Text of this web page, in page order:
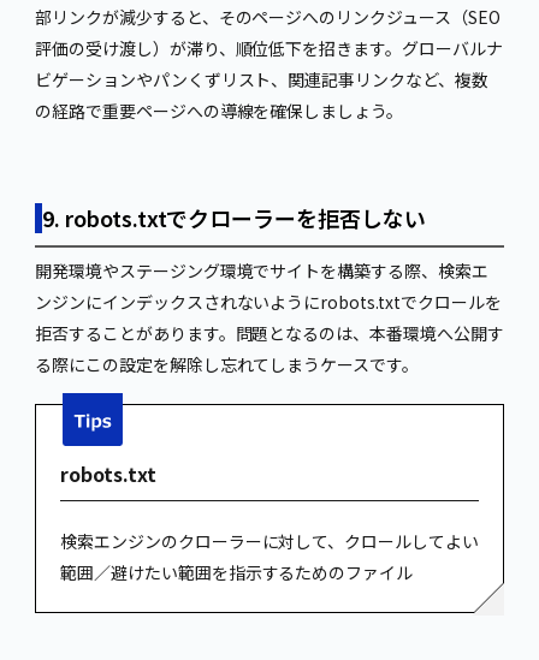
部リンクが減少すると、そのページへのリンクジュース（SEO
評価の受け渡し）が滞り、順位低下を招きます。グローバルナ
ビゲーションやパンくずリスト、関連記事リンクなど、複数
の経路で重要ページへの導線を確保しましょう。
9. robots.txtでクローラーを拒否しない
開発環境やステージング環境でサイトを構築する際、検索エ
ンジンにインデックスされないようにrobots.txtでクロールを
拒否することがあります。問題となるのは、本番環境へ公開す
る際にこの設定を解除し忘れてしまうケースです。
robots.txt
検索エンジンのクローラーに対して、クロールしてよい
範囲／避けたい範囲を指示するためのファイル